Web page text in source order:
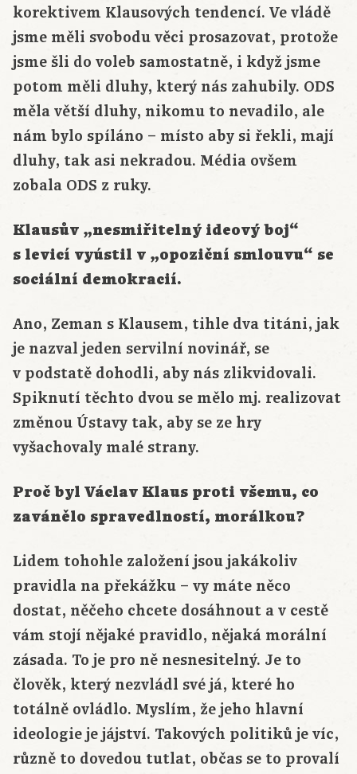
korektivem Klausových tendencí. Ve vládě
jsme měli svobodu věci prosazovat, protože
jsme šli do voleb samostatně, i když jsme
potom měli dluhy, který nás zahubily. ODS
měla větší dluhy, nikomu to nevadilo, ale
nám bylo spíláno – místo aby si řekli, mají
dluhy, tak asi nekradou. Média ovšem
zobala ODS z ruky.
Klausův „nesmiřitelný ideový boj“
s levicí vyústil v „opoziční smlouvu“ se
sociální demokracií.
Ano, Zeman s Klausem, tihle dva titáni, jak
je nazval jeden servilní novinář, se
v podstatě dohodli, aby nás zlikvidovali.
Spiknutí těchto dvou se mělo mj. realizovat
změnou Ústavy tak, aby se ze hry
vyšachovaly malé strany.
Proč byl Václav Klaus proti všemu, co
zavánělo spravedlností, morálkou?
Lidem tohohle založení jsou jakákoliv
pravidla na překážku – vy máte něco
dostat, něčeho chcete dosáhnout a v cestě
vám stojí nějaké pravidlo, nějaká morální
zásada. To je pro ně nesnesitelný. Je to
člověk, který nezvládl své já, které ho
totálně ovládlo. Myslím, že jeho hlavní
ideologie je jájství. Takových politiků je víc,
různě to dovedou tutlat, občas se to provalí